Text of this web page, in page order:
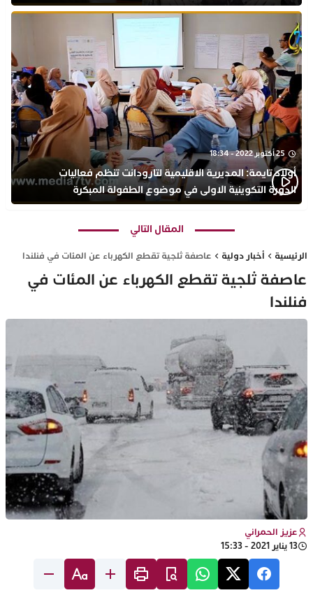
25 أكتوبر 2022 - 18:34
أولاد تايمة: المديرية الاقليمية لتارودانت تنظم فعاليات
الدورة التكوينية الاولى في موضوع الطفولة المبكرة
بمركز التكوين ثانوية الحسن الثاني التأهيلية
المقال التالي
الرئيسية أخبار دولية عاصفة ثلجية تقطع الكهرباء عن المئات في فنلندا
عاصفة ثلجية تقطع الكهرباء عن المئات في
فنلندا
عزيز الحمراني
13 يناير 2021 - 15:33